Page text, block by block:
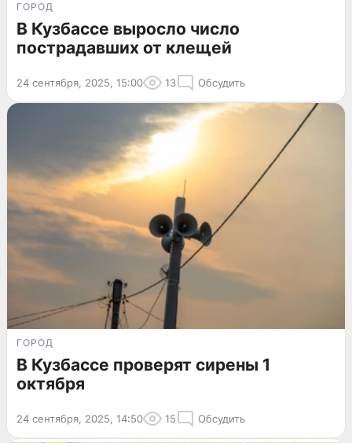
ГОРОД
В Кузбассе выросло число
пострадавших от клещей
24 сентября, 2025, 15:00 13 Обсудить
ГОРОД
В Кузбассе проверят сирены 1
октября
24 сентября, 2025, 14:50 15 Обсудить